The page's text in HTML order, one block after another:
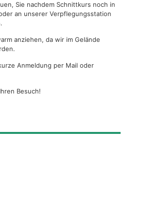
Sie nachdem Schnittkurs noch in
an unserer Verpflegungsstation
anziehen, da wir im Gelände
Anmeldung per Mail oder
Besuch!